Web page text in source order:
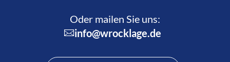
Oder mailen Sie uns:
info@wrocklage.de